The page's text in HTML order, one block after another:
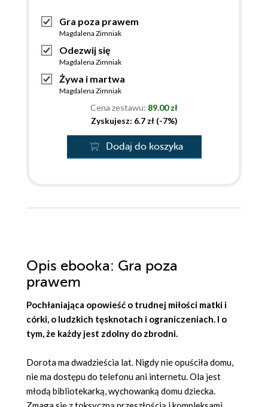
Gra poza prawem
Magdalena Zimniak
Odezwij się
Magdalena Zimniak
Żywa i martwa
Magdalena Zimniak
Cena zestawu: 89.00 zł
Zyskujesz: 6.7 zł (-7%)
Dodaj do koszyka
Opis ebooka: Gra poza
prawem
Pochłaniająca opowieść o trudnej miłości matki i
córki, o ludzkich tęsknotach i ograniczeniach. I o
tym, że każdy jest zdolny do zbrodni.
Dorota ma dwadzieścia lat. Nigdy nie opuściła domu,
nie ma dostępu do telefonu ani internetu. Ola jest
młodą bibliotekarką, wychowanką domu dziecka.